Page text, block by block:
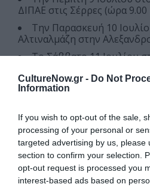
CultureNow.gr - Do Not
Information
If you wish to opt-out of the sale,
processing of your personal or
targeted advertising by us, please
section to confirm your selection.
opt-out request is processed you
interest-based ads based on
ΔΙΠΑΕ στις Σέρρες (ώρα 9.00
Την Παρασκευή 10
Αλτιναλμάζη στην
Το Σάββατο 11 Ιουλίου
Τη Δευτέρα 13 Ιουλίου
Την Τρίτη 14 Ιουλίου
Ηγουμενίτσας Μ. Γκανάς
μ.μ.)
Την Τετάρτη 15 Ιουλίου
Κηποθέατρο “Γιάννης
μ.μ.)